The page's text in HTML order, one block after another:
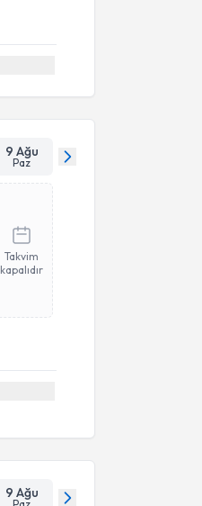
9 Ağu
Paz
Takvim
kapalıdır
9 Ağu
Paz